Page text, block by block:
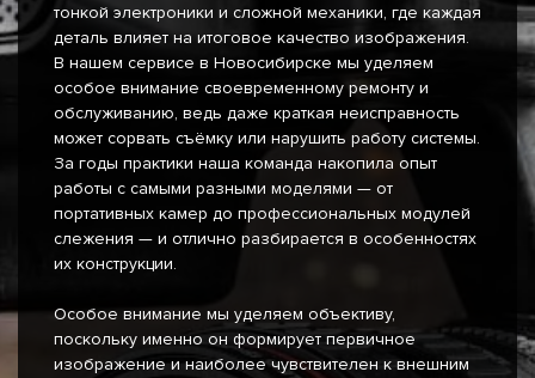
тонкой электроники и сложной механики, где каждая
деталь влияет на итоговое качество изображения.
В нашем сервисе в Новосибирске мы уделяем
особое внимание своевременному ремонту и
обслуживанию, ведь даже краткая неисправность
может сорвать съёмку или нарушить работу системы.
За годы практики наша команда накопила опыт
работы с самыми разными моделями — от
портативных камер до профессиональных модулей
слежения — и отлично разбирается в особенностях
их конструкции.
Особое внимание мы уделяем объективу,
поскольку именно он формирует первичное
изображение и наиболее чувствителен к внешним